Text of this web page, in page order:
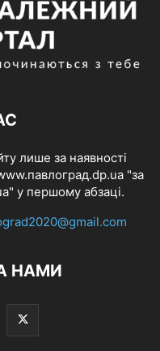
лише за наявності
"за
у першому абзаці.
НАМИ